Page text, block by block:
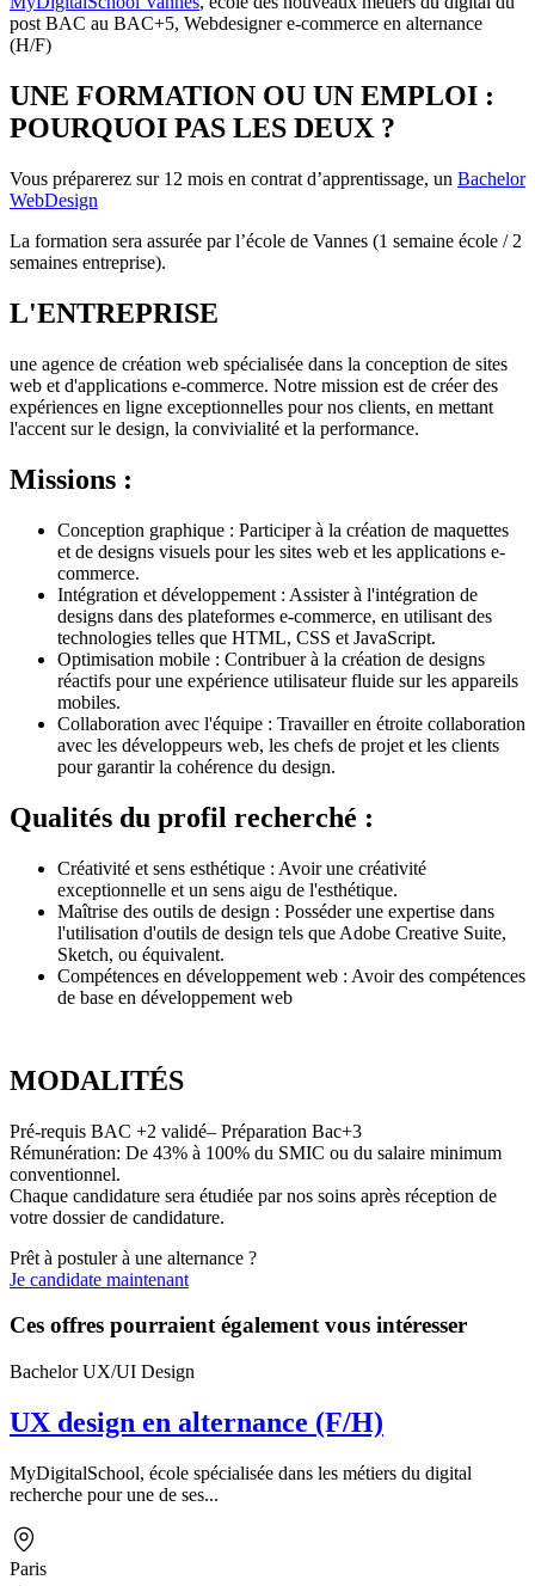
post BAC au BAC+5, Webdesigner e-commerce en alternance
(H/F)
UNE FORMATION OU UN EMPLOI :
POURQUOI PAS LES DEUX ?
Vous préparerez sur 12 mois en contrat d’apprentissage, un Bachelor
WebDesign
La formation sera assurée par l’école de Vannes (1 semaine école / 2
semaines entreprise).
L'ENTREPRISE
une agence de création web spécialisée dans la conception de sites
web et d'applications e-commerce. Notre mission est de créer des
expériences en ligne exceptionnelles pour nos clients, en mettant
l'accent sur le design, la convivialité et la performance.
Missions :
Conception graphique : Participer à la création de maquettes
et de designs visuels pour les sites web et les applications e-
commerce.
Intégration et développement : Assister à l'intégration de
designs dans des plateformes e-commerce, en utilisant des
technologies telles que HTML, CSS et JavaScript.
Optimisation mobile : Contribuer à la création de designs
réactifs pour une expérience utilisateur fluide sur les appareils
mobiles.
Collaboration avec l'équipe : Travailler en étroite collaboration
avec les développeurs web, les chefs de projet et les clients
pour garantir la cohérence du design.
Qualités du profil recherché :
Créativité et sens esthétique : Avoir une créativité
exceptionnelle et un sens aigu de l'esthétique.
Maîtrise des outils de design : Posséder une expertise dans
l'utilisation d'outils de design tels que Adobe Creative Suite,
Sketch, ou équivalent.
Compétences en développement web : Avoir des compétences
de base en développement web
MODALITÉS
Pré-requis BAC +2 validé– Préparation Bac+3
Rémunération: De 43% à 100% du SMIC ou du salaire minimum
conventionnel.
Chaque candidature sera étudiée par nos soins après réception de
votre dossier de candidature.
Prêt à postuler à une alternance ?
Je candidate maintenant
Ces offres pourraient également vous intéresser
Bachelor UX/UI Design
UX design en alternance (F/H)
MyDigitalSchool, école spécialisée dans les métiers du digital
recherche pour une de ses...
Paris